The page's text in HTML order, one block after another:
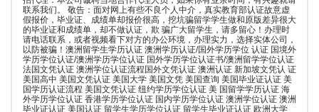
联系我们。 敬告：面对网上有些不良个人中介，真实教育部认证故意虚
假报价，毕业证、成绩单却报价很高，挖坑骗留学学生做和原版差异很大
的毕业证和成绩单，却不做认证，欺 骗广大留学生，请多留心！办理时
请电话联系，或者视频看下对方的办公环境，办理实力，选择实体公司，
以防被骗！澳洲留学生学历认证 澳洲学历认证/国外学历学位 认证 国境外
学历学位认证/澳洲学历学位认证 国外学历学位认证书/澳洲留学学位认证
法国文凭认证 澳洲学位认证流程国外文凭认证 澳洲认证 新加坡文凭认 证
美国高中 美国文凭认证 美国大学 美国文凭 美国查询 美国毕业证认证 美
国学历认证流程 美国文凭认证 纽约学历学位认证 美 国留学学历认证 海
外学历学位认证 香港学历学位认证 国内学历学位认证 澳洲学位认证 澳洲
毕业证认证 美国认证 留学生学历学位认证 留学生毕业证认证 欧洲大学